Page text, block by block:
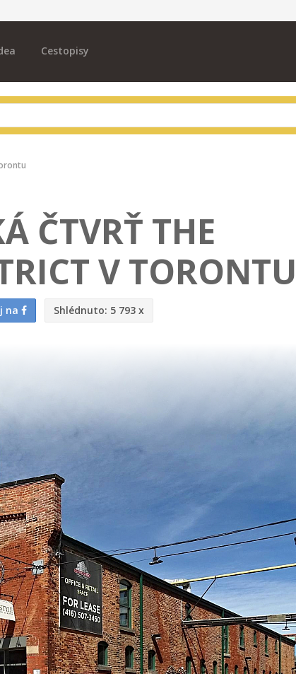
Cestopisy
ČTVRŤ THE
V TORONTU
na Shlédnuto: 5 793 x